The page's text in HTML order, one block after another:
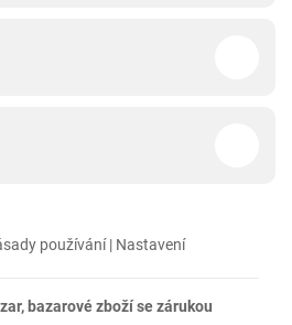
používání| Nastavení
, bazarové zboží se zárukou